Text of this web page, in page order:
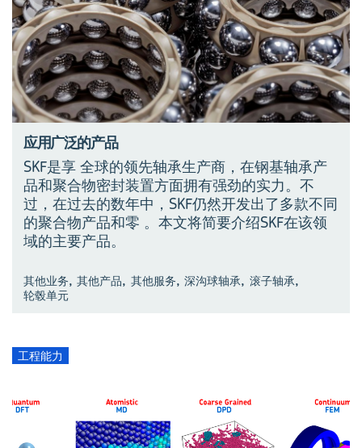
应用广泛的产品
SKF是享 全球的领先轴承生产商，在钢基轴承产
品和聚合物密封装置方面拥有强劲的实力。不
过，在过去的数年中，SKF仍然开发出了多款不同
的聚合物产品和零 。本文将简要介绍SKF在该领
域的主要产品。
其他业务, 其他产品, 其他服务, 深沟球轴承, 滚子轴承,
轮毂单元
工程能力